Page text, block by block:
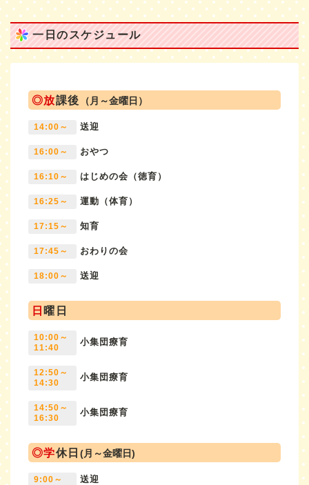
一日のスケジュール
◎放課後 （月～金曜日）
14:00～ 送迎
16:00～ おやつ
16:10～ はじめの会（徳育）
16:25～ 運動（体育）
17:15～ 知育
17:45～ おわりの会
18:00～ 送迎
日 曜日
10:00～
11:40
小集団療育
12:50～
14:30
小集団療育
14:50～
16:30
小集団療育
◎学休日 (月～金曜日)
9:00～ 送迎